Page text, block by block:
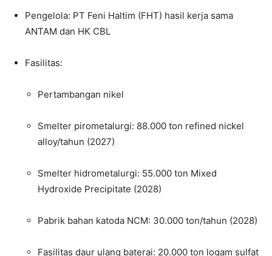
Pengelola: PT Feni Haltim (FHT) hasil kerja sama
ANTAM dan HK CBL
Fasilitas:
Pertambangan nikel
Smelter pirometalurgi: 88.000 ton refined nickel
alloy/tahun (2027)
Smelter hidrometalurgi: 55.000 ton Mixed
Hydroxide Precipitate (2028)
Pabrik bahan katoda NCM: 30.000 ton/tahun (2028)
Fasilitas daur ulang baterai: 20.000 ton logam sulfat